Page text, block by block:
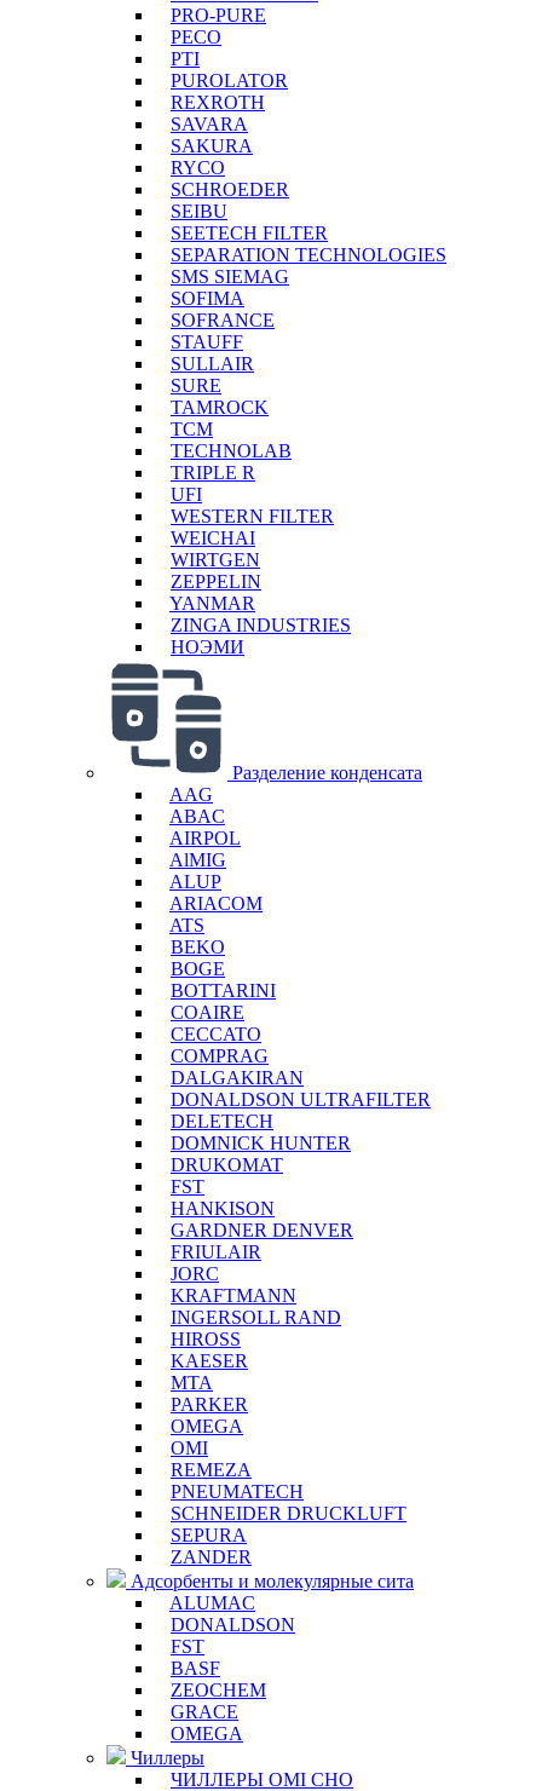
PRO-PURE
PECO
PTI
PUROLATOR
REXROTH
SAVARA
SAKURA
RYCO
SCHROEDER
SEIBU
SEETECH FILTER
SEPARATION TECHNOLOGIES
SMS SIEMAG
SOFIMA
SOFRANCE
STAUFF
SULLAIR
SURE
TAMROCK
TCM
TECHNOLAB
TRIPLE R
UFI
WESTERN FILTER
WEICHAI
WIRTGEN
ZEPPELIN
YANMAR
ZINGA INDUSTRIES
НОЭМИ
Разделение конденсата
AAG
ABAC
AIRPOL
AlMIG
ALUP
ARIACOM
ATS
BEKO
BOGE
BOTTARINI
COAIRE
CECCATO
COMPRAG
DALGAKIRAN
DONALDSON ULTRAFILTER
DELETECH
DOMNICK HUNTER
DRUKOMAT
FST
HANKISON
GARDNER DENVER
FRIULAIR
JORC
KRAFTMANN
INGERSOLL RAND
HIROSS
KAESER
MTA
PARKER
OMEGA
OMI
REMEZA
PNEUMATECH
SCHNEIDER DRUCKLUFT
SEPURA
ZANDER
Адсорбенты и молекулярные сита
ALUMAC
DONALDSON
FST
BASF
ZEOCHEM
GRACE
OMEGA
Чиллеры
ЧИЛЛЕРЫ OMI CHO